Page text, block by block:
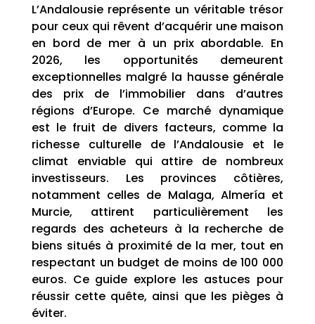
L’Andalousie représente un véritable trésor
pour ceux qui rêvent d’acquérir une maison
en bord de mer à un prix abordable. En
2026, les opportunités demeurent
exceptionnelles malgré la hausse générale
des prix de l’immobilier dans d’autres
régions d’Europe. Ce marché dynamique
est le fruit de divers facteurs, comme la
richesse culturelle de l’Andalousie et le
climat enviable qui attire de nombreux
investisseurs. Les provinces côtières,
notamment celles de Malaga, Almería et
Murcie, attirent particulièrement les
regards des acheteurs à la recherche de
biens situés à proximité de la mer, tout en
respectant un budget de moins de 100 000
euros. Ce guide explore les astuces pour
réussir cette quête, ainsi que les pièges à
éviter.